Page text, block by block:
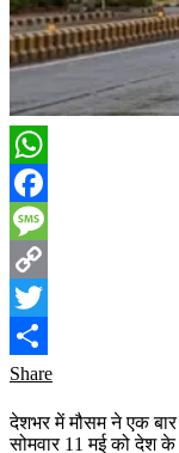
WhatsApp
Facebook
Message
Copy
Link
Twitter
Share
देशभर में मौसम ने एक
सोमवार 11 मई को देश